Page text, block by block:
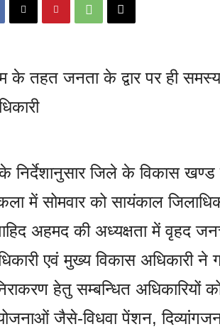
के तहत जनता के द्वार पर ही
निर्देशानुसार जिले के विकास खण्ड
में सोमवार को सायंकाल
अहमद की अध्यक्षता में वृहद
एवं मुख्य विकास अधिकारी ने
हेतु सम्बन्धित अधिकारियों को
योजनाओं जैसे-विधवा पेंशन,